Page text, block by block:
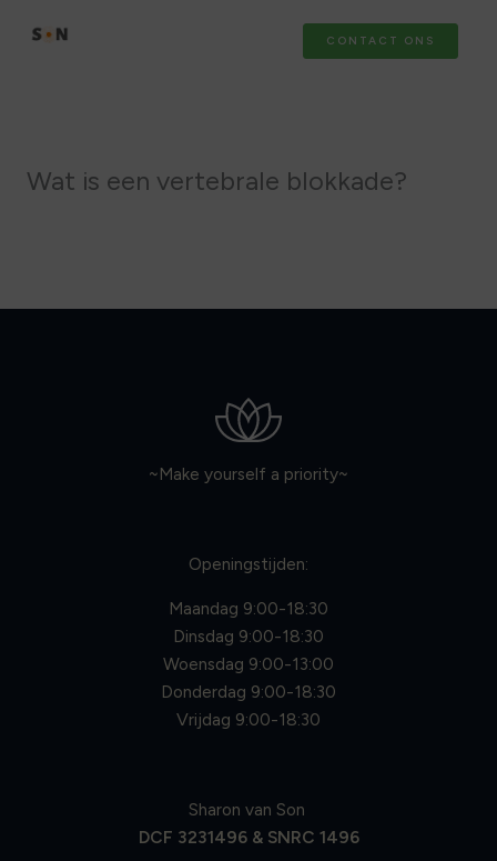
CONTACT ONS
Wat is een vertebrale blokkade?
~Make yourself a priority~
Openingstijden:
Maandag 9:00-18:30
Dinsdag 9:00-18:30
Woensdag 9:00-13:00
Donderdag 9:00-18:30
Vrijdag 9:00-18:30
Sharon van Son
DCF 3231496 & SNRC 1496